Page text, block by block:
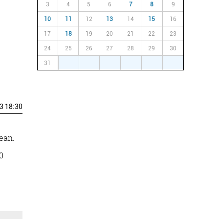
18:30
3 4 5 6 7 8 9
10 11 12 13 14 15 16
17 18 19 20 21 22 23
24 25 26 27 28 29 30
31